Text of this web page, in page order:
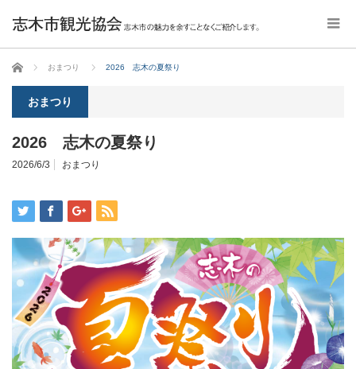
ホーム おまつり 2026 志木の夏祭り
おまつり
2026 志木の夏祭り
2026/6/3 おまつり